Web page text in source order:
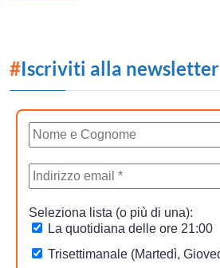
#Iscriviti alla newsletter